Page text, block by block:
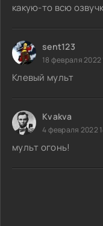
какую-то всю
sent123
18 февраля 2022
Клевый мульт
Kvakva
4 февраля 2022
мульт огонь!